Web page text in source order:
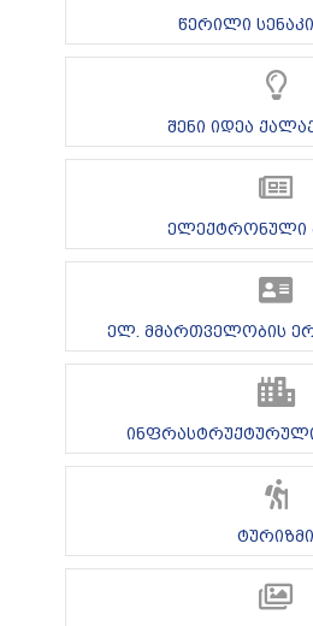
წერილი
შენი იდეა
ელექტრონული
ელ. მმართველობის
ტურიზმი